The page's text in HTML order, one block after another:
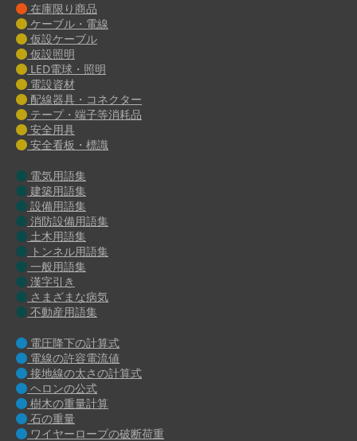
在庫限り商品
ケーブル・電線
仮設ケーブル
仮設照明
LED電球・照明
電設資材
配線器具・コネクター
テープ・端子等消耗品
安全用具
安全看板・標識
電気用語集
建築用語集
設備用語集
消防設備用語集
土木用語集
トンネル用語集
一般用語集
漢字引き
さまざまな病気
不動産用語集
電圧降下の計算式
電線の許容電流値
接地線の太さの計算式
ヘロンの公式
樹木の重量計算
石の重量
ワイヤーロープの破断荷重